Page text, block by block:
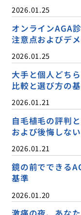
2026.01.25
オンラインAGA
注意点およびデ
2026.01.25
大手と個人どち
比較と選び方の
2026.01.21
自毛植毛の評判
および後悔しな
2026.01.21
鏡の前でできる
基準
2026.01.20